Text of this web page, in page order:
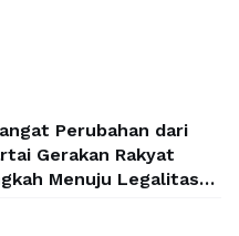
Perubahan dari
Gerakan Rakyat
Menuju Legalitas